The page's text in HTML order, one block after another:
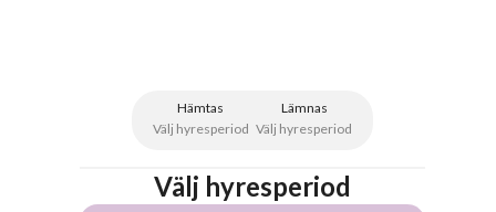
Hämtas
Välj hyresperiod
Lämnas
Välj hyresperiod
Välj hyresperiod